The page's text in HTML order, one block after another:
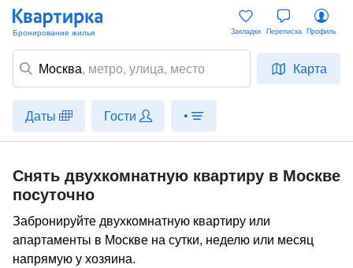
Москва, метро, улица, место Карта
Закладки Переписка Профиль
Даты Гости •
Снять двухкомнатную квартиру в Москве
посуточно
Забронируйте двухкомнатную квартиру или
апартаменты в Москве на сутки, неделю или месяц
напрямую у хозяина.